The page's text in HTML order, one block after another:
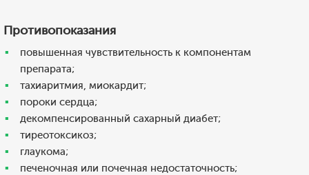
Противопоказания
повышенная чувствительность к компонентам
препарата;
тахиаритмия, миокардит;
пороки сердца;
декомпенсированный сахарный диабет;
тиреотоксикоз;
глаукома;
печеночная или почечная недостаточность;